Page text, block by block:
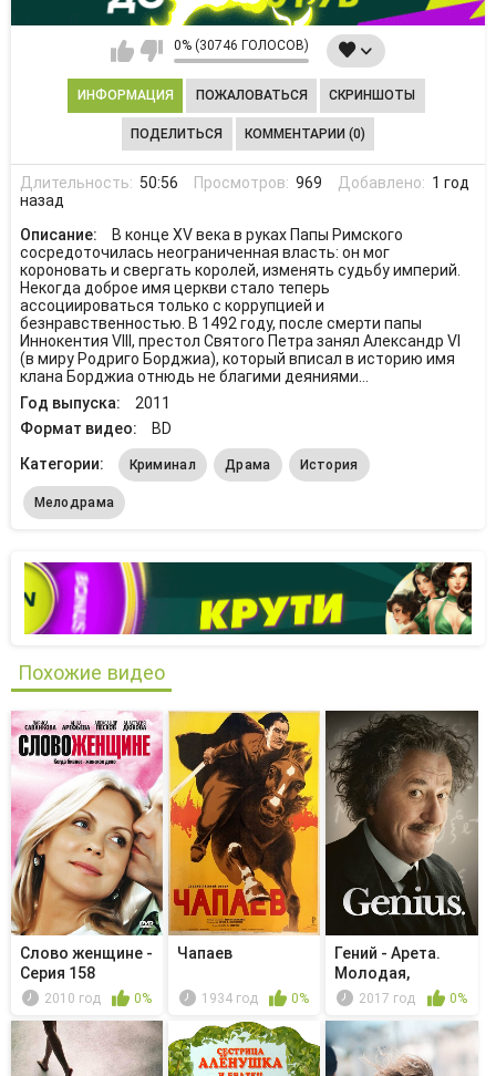
0% (30746 ГОЛОСОВ)
ИНФОРМАЦИЯ ПОЖАЛОВАТЬСЯ СКРИНШОТЫ
ПОДЕЛИТЬСЯ КОММЕНТАРИИ (0)
Длительность: 50:56 Просмотров: 969 Добавлено: 1 год
назад
Описание:
В конце XV века в руках Папы Римского
сосредоточилась неограниченная власть: он мог
короновать и свергать королей, изменять судьбу империй.
Некогда доброе имя церкви стало теперь
ассоциироваться только с коррупцией и
безнравственностью. В 1492 году, после смерти папы
Иннокентия VIII, престол Святого Петра занял Александр VI
(в миру Родриго Борджиа), который вписал в историю имя
клана Борджиа отнюдь не благими деяниями…
Год выпуска:
2011
Формат видео:
BD
Категории:
Криминал Драма История
Мелодрама
Похожие видео
Слово женщине -
Серия 158
2010 год 0%
Чапаев
1934 год 0%
Гений - Арета.
Молодая,
одаренная и ч...
2017 год 0%